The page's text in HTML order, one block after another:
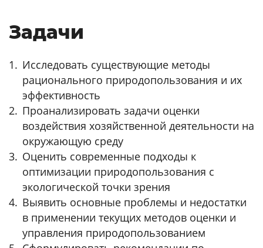
Задачи
Исследовать существующие методы
рационального природопользования и их
эффективность
Проанализировать задачи оценки
воздействия хозяйственной деятельности на
окружающую среду
Оценить современные подходы к
оптимизации природопользования с
экологической точки зрения
Выявить основные проблемы и недостатки
в применении текущих методов оценки и
управления природопользованием